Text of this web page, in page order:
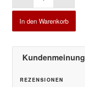
In den Warenkorb
REZENSIONEN